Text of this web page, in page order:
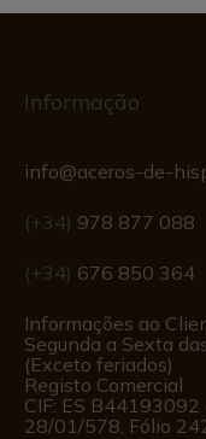
Informação
info@aceros-de-
(+34) 978 877 088
(+34) 676 850 364
Informações ao
Segunda a Sexta
(Exceto feriados)
Registo Comercial
CIF: ES B44193092
28/01/578, Fólio